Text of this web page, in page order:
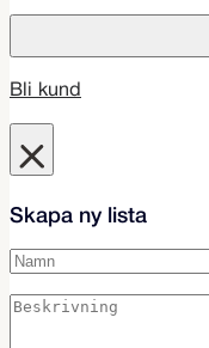
Bli kund
Skapa ny lista